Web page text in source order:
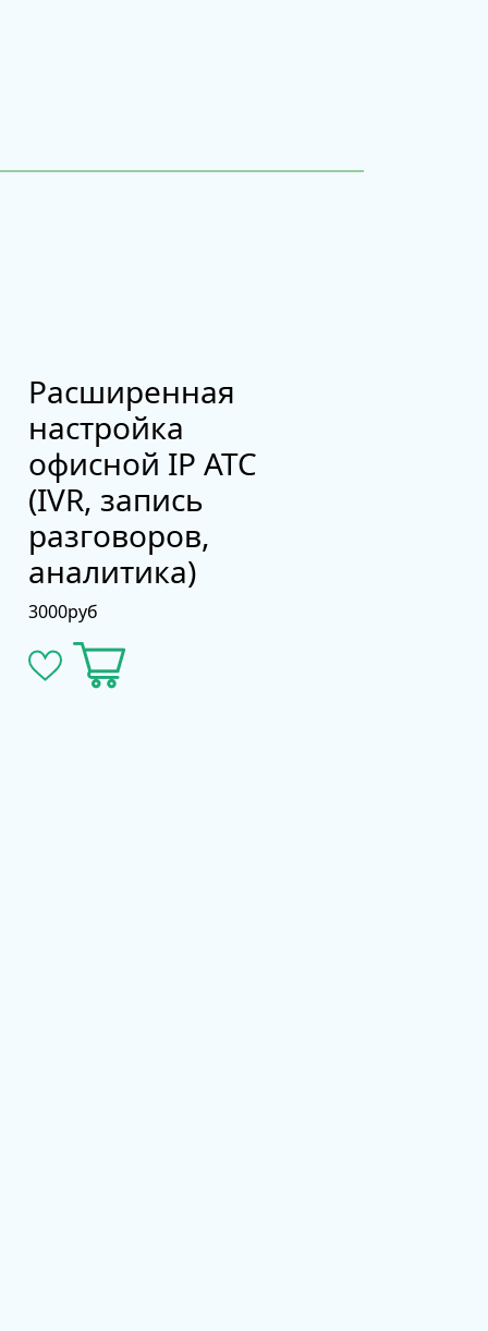
Расширенная
настройка
офисной IP АТС
(IVR, запись
разговоров,
аналитика)
3000руб